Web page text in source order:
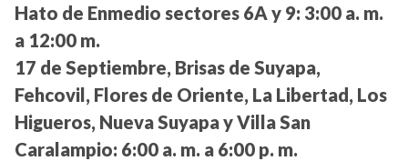
Hato de Enmedio sectores 6A y 9: 3:00 a. m.
a 12:00 m.
17 de Septiembre, Brisas de Suyapa,
Fehcovil, Flores de Oriente, La Libertad, Los
Higueros, Nueva Suyapa y Villa San
Caralampio: 6:00 a. m. a 6:00 p. m.